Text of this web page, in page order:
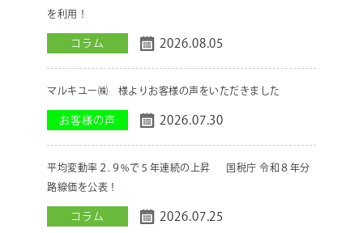
を利用！
コラム 2026.08.05
マルキユー㈱ 様よりお客様の声をいただきました
お客様の声 2026.07.30
平均変動率２.９%で５年連続の上昇 国税庁 令和８年分
路線価を公表！
コラム 2026.07.25